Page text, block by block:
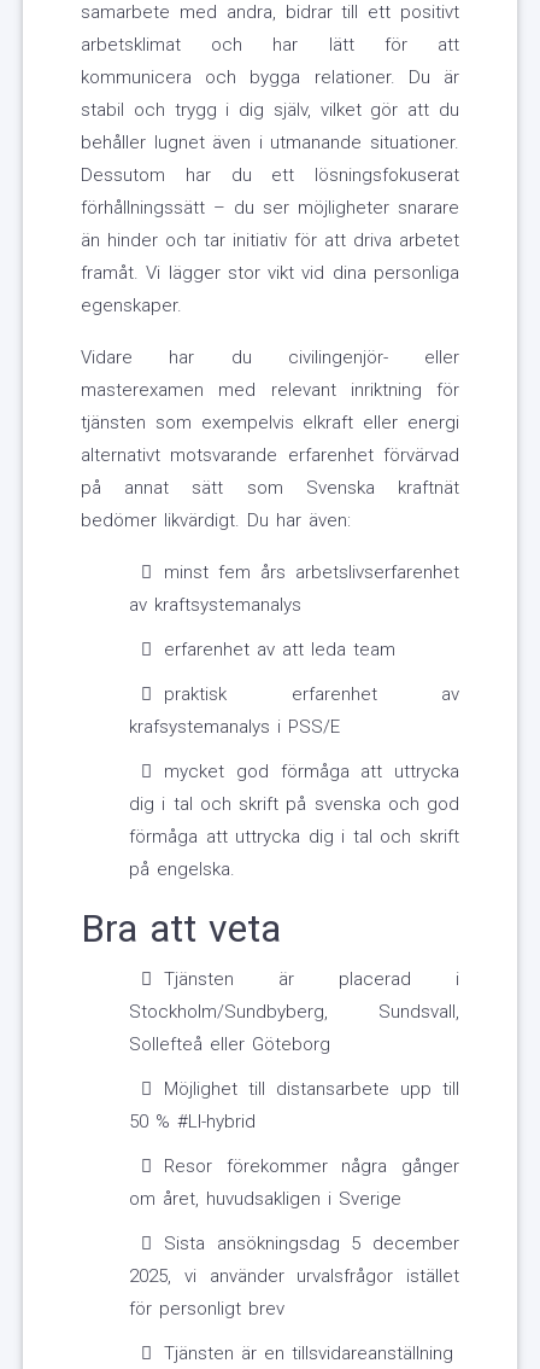
samarbete med andra, bidrar till ett positivt
arbetsklimat och har lätt för att
kommunicera och bygga relationer. Du är
stabil och trygg i dig själv, vilket gör att du
behåller lugnet även i utmanande situationer.
Dessutom har du ett lösningsfokuserat
förhållningssätt – du ser möjligheter snarare
än hinder och tar initiativ för att driva arbetet
framåt. Vi lägger stor vikt vid dina personliga
egenskaper.
Vidare har du civilingenjör- eller
masterexamen med relevant inriktning för
tjänsten som exempelvis elkraft eller energi
alternativt motsvarande erfarenhet förvärvad
på annat sätt som Svenska kraftnät
bedömer likvärdigt. Du har även:
minst fem års arbetslivserfarenhet
av kraftsystemanalys
erfarenhet av att leda team
praktisk erfarenhet av
krafsystemanalys i PSS/E
mycket god förmåga att uttrycka
dig i tal och skrift på svenska och god
förmåga att uttrycka dig i tal och skrift
på engelska.
Bra att veta
Tjänsten är placerad i
Stockholm/Sundbyberg, Sundsvall,
Sollefteå eller Göteborg
Möjlighet till distansarbete upp till
50 % #LI-hybrid
Resor förekommer några gånger
om året, huvudsakligen i Sverige
Sista ansökningsdag 5 december
2025, vi använder urvalsfrågor istället
för personligt brev
Tjänsten är en tillsvidareanställning